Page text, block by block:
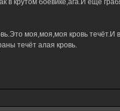
крутом боевике,ага.И ещё
моя,моя,моя кровь течёт.И
течёт алая кровь.